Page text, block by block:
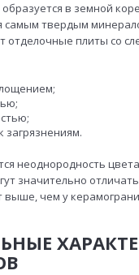
в земной
самым твердым
отделочные плиты со
загрязнениям.
неоднородность
значительно
выше, чем у